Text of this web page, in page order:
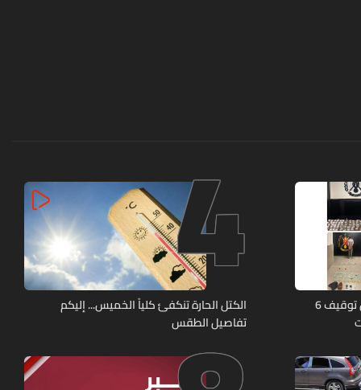
كمائن لشعبة المعلومات تُسفر عن توقيف 6
4
الكتل الحارة تنكفئ كلياً الخميس... إليكم
تفاصيل الطقس